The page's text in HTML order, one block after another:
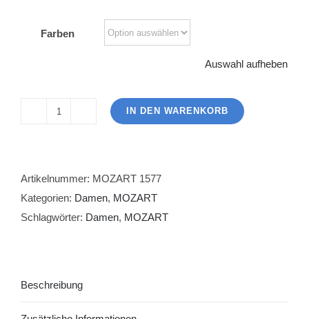
Farben
Auswahl aufheben
IN DEN WARENKORB
Artikelnummer: MOZART 1577
Kategorien: Damen, MOZART
Schlagwörter: Damen, MOZART
Beschreibung